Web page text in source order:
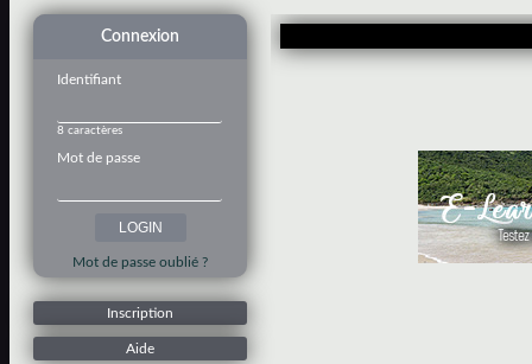
Connexion
Identifiant
8 caractères
Mot de passe
Mot de passe oublié ?
Inscription
Aide